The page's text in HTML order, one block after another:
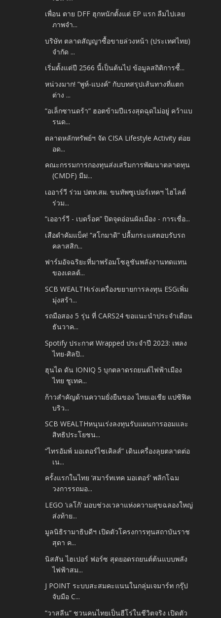
เพื่อน ตาย DFF ฮุกหนักตั้งแต่ EP แรก ลืมไปเลย
ภาพจำ...
บริษัท ตลาดสัญญาซื้อขายล่วงหน้า (ประเทศไทย)
จำกัด ...
เริ่มตั้งแต่ปี 2566 นี้เป็นต้นไป ข้อมูลสถิติการซื้...
หน่วงมาก! “พูห์-แบงค์” กับบทสรุปเส้นทางที่แตก
ต่าง ...
“อเล็กซานดร้า“ ฮอตข้ามปีแรงสุดฉุดไม่อยู่ คว้าแบ
รนด...
ตลาดหลักทรัพย์ฯ จัด CISA Lifestyle Activity ต่อย
อด...
คณะกรรมการกองทุนส่งเสริมการพัฒนาตลาดทุน
(CMDF) มีม...
เออาร์วี ร่วม ปตท.สผ. ขนทัพซูเปอร์เทคฯ ไฮไลต์
ร่วม...
“เออาร์วี - เบดร็อค” ปิดจุดอ่อนผังเมือง - การเชื่อ...
เสือดำคัมแบ็ค! “สโกมาดิ” ปลื้มกระแสตอบรับรถ
คลาสสิก...
ฟาร์มอัจฉริยะที่มาพร้อมโซลูชันพลังงานทดแทน
ของเดลต้...
SCB WEALTHเร่งเครื่องขยายการลงทุน ESGเพิ่ม
มุ่งสร้า...
รถมือสอง 5 รุ่น ที่ CARS24 ขอแนะนำประจำเดือน
ธันวาค...
Spotify ประกาศ Wrapped ประจำปี 2023: เพลง
ไทย-ศิลปิ...
ฮุนได ดัน IONIQ 5 บุกตลาดรถยนต์ไฟฟ้าเมือง
ไทย ชูเทค...
ก้าวสำคัญด้านความยั่งยืนของ ไทยเอเชีย แปซิฟิค
บริว...
SCB WEALTHหนุนเร่งลงทุนรับแผนการออมและ
สิทธิประโยชน...
“ไทรอัมพ์ มอเตอร์ไซเคิลส์” เดินเครื่องลุยตลาดต่อ
เน...
ครั้งแรกในไทย ‘สมาร์ทเทค มอเตอร์’ พลิกโฉม
วงการรถมอ...
LEGO ‘เลโก้’ มอบช่วงเวลาแห่งความสุขฉลองใหญ่
ส่งท้าย...
มูลนิธิรามาธิบดีฯ เปิดตัวโครงการทุนสถาบันราช
สุดา ค...
นิสสัน ไฮเปอร์ ฟอร์ซ สุดยอดรถยนต์ต้นแบบพลัง
ไฟฟ้าสม...
J POINT ระบบสะสมคะแนนในกลุ่มเจมาร์ท กรุ๊ป
จับมือ C...
“วาสลีน” ชวนคนไทยเป็นฮีโร่ในชีวิตจริง เปิดตัว